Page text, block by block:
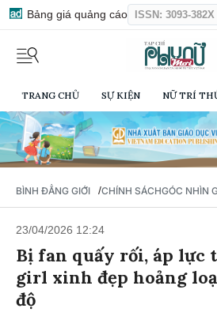
Bảng giá quảng cáo ISSN: 3093-382X
TRANG CHỦ SỰ KIỆN NỮ TRÍ
BÌNH ĐẲNG GIỚI /CHÍNH SÁCHGÓC NHÌN
23/04/2026 12:24
Bị fan quấy rối, áp lực
girl xinh đẹp hoảng
độ